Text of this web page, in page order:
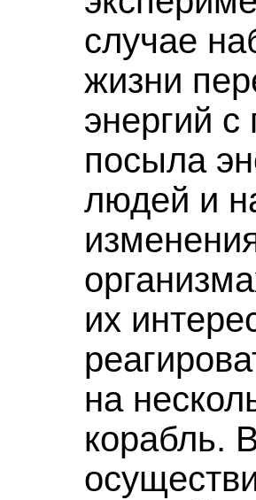
случае
жизни
энергий
посыла
людей и
их
на
корабль.